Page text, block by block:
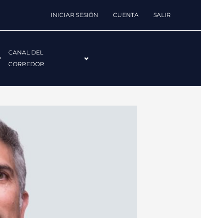
INICIAR SESIÓN CUENTA SALIR
CANAL DEL
CORREDOR